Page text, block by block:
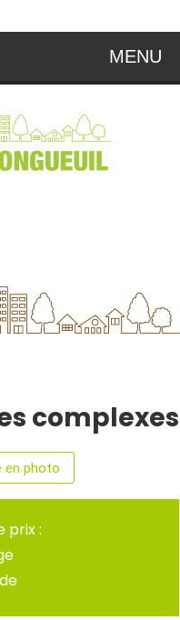
MENU
complexes
en photo
prix :